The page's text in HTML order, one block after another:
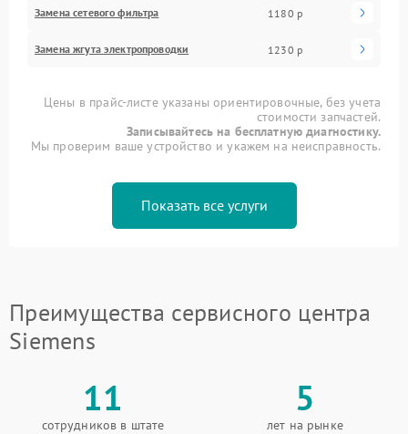
Замена сетевого фильтра 1180 р
Замена жгута электропроводки 1230 р
Цены в прайс-листе указаны ориентировочные, без учета
стоимости запчастей.
Записывайтесь на бесплатную диагностику.
Мы проверим ваше устройство и укажем на неисправность.
Показать все услуги
Преимущества сервисного центра
Siemens
11
сотрудников в штате
5
лет на рынке